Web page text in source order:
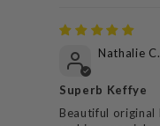
Nathalie C.
Superb Keffye
Beautiful original